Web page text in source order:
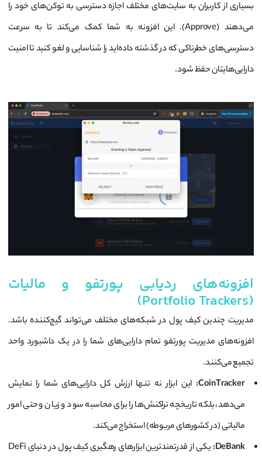
بسیاری از کاربران به سایت‌های مختلف اجازه دسترسی به توکن‌های خود را
می‌دهند (Approve). این افزونه به شما کمک می‌کند تا به سرعت
دسترسی‌های خطرناکی که در گذشته داده‌اید را شناسایی و لغو کنید تا امنیت
دارایی‌هایتان حفظ شود.
افزونه‌های ردیابی پورتفو و مالیات
(Portfolio Trackers)
مدیریت چندین کیف پول در شبکه‌های مختلف می‌تواند گیج‌کننده باشد.
افزونه‌های مدیریت پورتفو تمام دارایی‌های شما را در یک داشبورد واحد
تجمیع می‌کنند.
CoinTracker: این ابزار نه تنها ارزش کل دارایی‌های شما را نمایش
می‌دهد، بلکه تاریخچه تراکنش‌ها را برای محاسبه سود و زیان و حتی امور
مالیاتی (در کشورهای مربوطه) استخراج می‌کند.
DeBank:
یکی از قدرتمندترین ابزارهای رهگیری کیف پول در دنیای DeFi